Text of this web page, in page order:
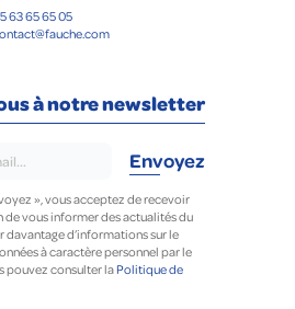
63 65 65 05
à notre newsletter
», vous acceptez de recevoir
de vous informer des actualités du
davantage d’informations sur le
à caractère personnel par le
pouvez consulter laPolitique de